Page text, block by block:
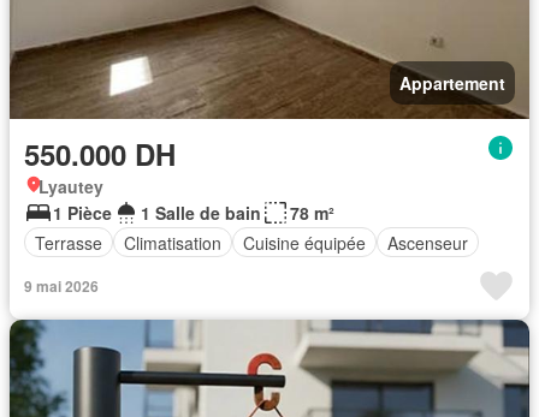
Appartement
550.000 DH
Lyautey
1 Pièce
1 Salle de bain
78 m²
Terrasse
Climatisation Cuisine équipée Ascenseur
9 mai 2026